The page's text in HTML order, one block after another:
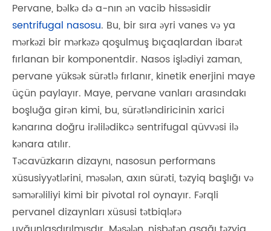
Pervane, bəlkə də a-nın ən vacib hissəsidir
sentrifugal nasosu. Bu, bir sıra əyri vanes və ya
mərkəzi bir mərkəzə qoşulmuş bıçaqlardan ibarət
fırlanan bir komponentdir. Nasos işlədiyi zaman,
pervane yüksək sürətlə fırlanır, kinetik enerjini maye
üçün paylayır. Maye, pervane vanları arasındakı
boşluğa girən kimi, bu, sürətləndiricinin xarici
kənarına doğru irəlilədikcə sentrifugal qüvvəsi ilə
kənara atılır.
Təcavüzkarın dizaynı, nasosun performans
xüsusiyyətlərini, məsələn, axın sürəti, təzyiq başlığı və
səmərəliliyi kimi bir pivotal rol oynayır. Fərqli
pervanel dizaynları xüsusi tətbiqlərə